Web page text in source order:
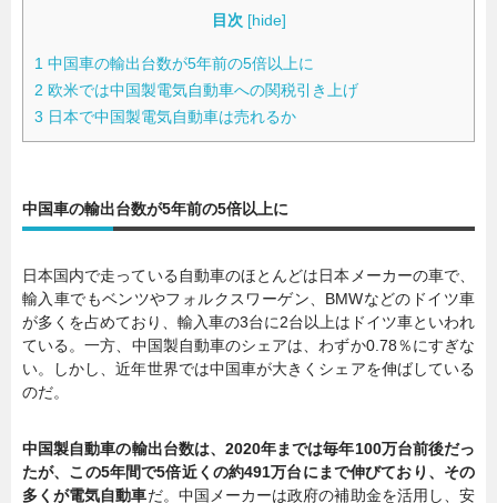
目次 [hide]
1 中国車の輸出台数が5年前の5倍以上に
2 欧米では中国製電気自動車への関税引き上げ
3 日本で中国製電気自動車は売れるか
中国車の輸出台数が5年前の5倍以上に
日本国内で走っている自動車のほとんどは日本メーカーの車で、
輸入車でもベンツやフォルクスワーゲン、BMWなどのドイツ車
が多くを占めており、輸入車の3台に2台以上はドイツ車といわれ
ている。一方、中国製自動車のシェアは、わずか0.78％にすぎな
い。しかし、近年世界では中国車が大きくシェアを伸ばしている
のだ。
中国製自動車の輸出台数は、2020年までは毎年100万台前後だっ
たが、この5年間で5倍近くの約491万台にまで伸びており、その
多くが電気自動車だ。中国メーカーは政府の補助金を活用し、安